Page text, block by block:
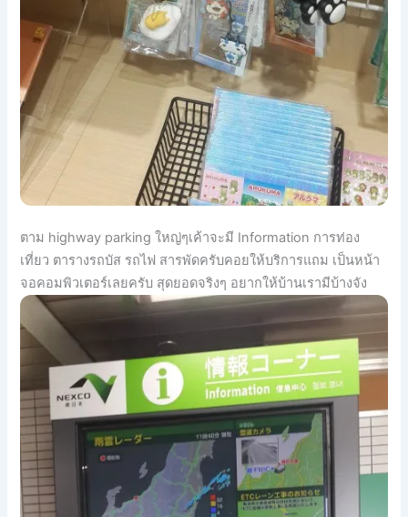
ตาม highway parking ใหญ่ๆเค้าจะมี Information การท่อง
เที่ยว ตารางรถบัส รถไฟ สารพัดครับคอยให้บริการแถม เป็นหน้า
จอคอมพิวเตอร์เลยครับ สุดยอดจริงๆ อยากให้บ้านเรามีบ้างจัง